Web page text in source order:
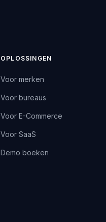
OPLOSSINGEN
Voor merken
Voor bureaus
Voor E-Commerce
Voor SaaS
Demo boeken